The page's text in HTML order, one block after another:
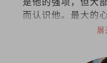
而认识他。最大的
他：“我是因为你展